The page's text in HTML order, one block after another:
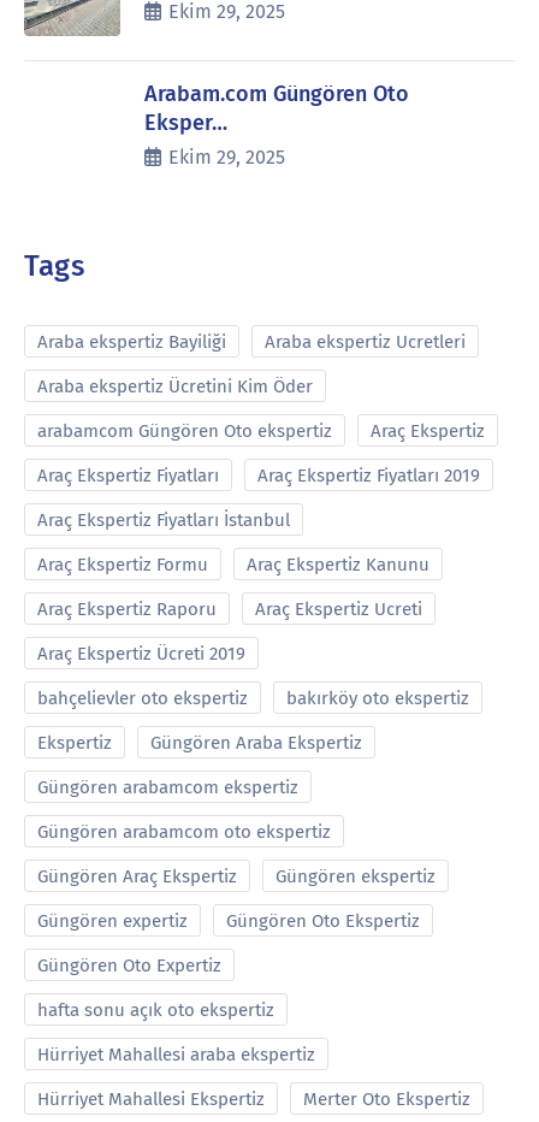
Ekim 29, 2025
Arabam.com Güngören Oto
Eksper…
Ekim 29, 2025
Tags
Araba ekspertiz Bayiliği Araba ekspertiz Ucretleri
Araba ekspertiz Ücretini Kim Öder
arabamcom Güngören Oto ekspertiz Araç Ekspertiz
Araç Ekspertiz Fiyatları Araç Ekspertiz Fiyatları 2019
Araç Ekspertiz Fiyatları İstanbul
Araç Ekspertiz Formu Araç Ekspertiz Kanunu
Araç Ekspertiz Raporu Araç Ekspertiz Ucreti
Araç Ekspertiz Ücreti 2019
bahçelievler oto ekspertiz bakırköy oto ekspertiz
Ekspertiz Güngören Araba Ekspertiz
Güngören arabamcom ekspertiz
Güngören arabamcom oto ekspertiz
Güngören Araç Ekspertiz Güngören ekspertiz
Güngören expertiz Güngören Oto Ekspertiz
Güngören Oto Expertiz
hafta sonu açık oto ekspertiz
Hürriyet Mahallesi araba ekspertiz
Hürriyet Mahallesi Ekspertiz Merter Oto Ekspertiz